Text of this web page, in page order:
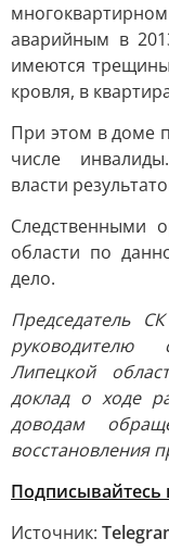
аварийным в
имеются
кровля, в
При этом в доме
числе
власти
Следственными
области по
дело.
Председатель
руководителю
Липецкой
доклад о ходе
доводам
восстановления
Подписывайтесь
Источник: